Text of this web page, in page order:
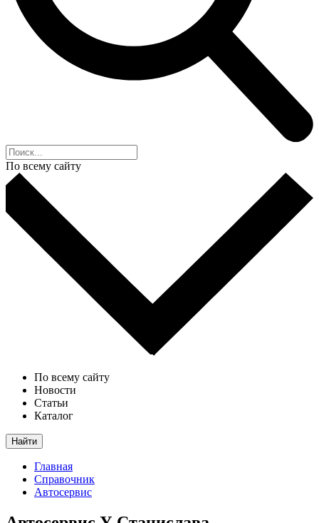
По всему сайту
По всему сайту
Новости
Статьи
Каталог
Найти
Главная
Справочник
Автосервис